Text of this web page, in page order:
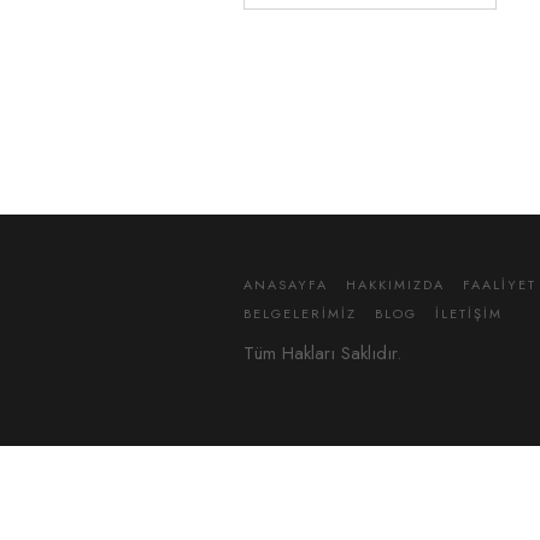
ANASAYFA HAKKIMIZDA
BELGELERIMIZ
BLOG İLETIŞIM
Tüm Hakları Saklıdır.